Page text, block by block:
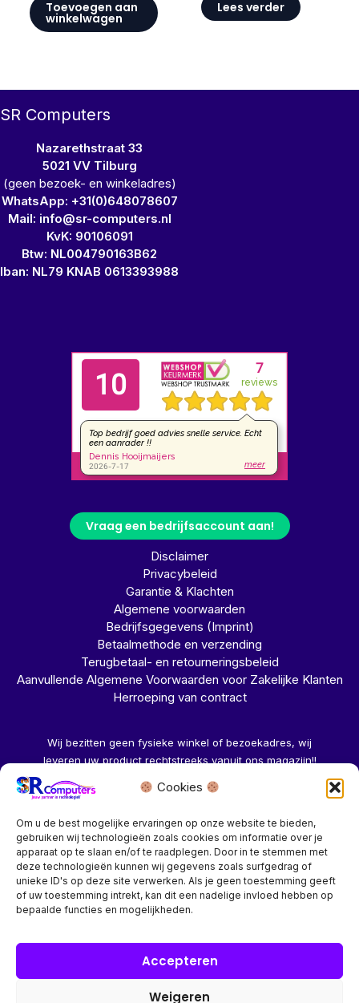
Cookies
Om u de best mogelijke ervaringen op onze website te bieden,
gebruiken wij technologieën zoals cookies om informatie over je
apparaat op te slaan en/of te raadplegen. Door in te stemmen met
deze technologieën kunnen wij gegevens zoals surfgedrag of
unieke ID's op deze site verwerken. Als je geen toestemming geeft
of uw toestemming intrekt, kan dit een nadelige invloed hebben op
bepaalde functies en mogelijkheden.
Accepteren
Weigeren
Toevoegen aan
winkelwagen
Lees verder
SR Computers
Nazarethstraat 33
5021 VV Tilburg
(geen bezoek- en winkeladres)
WhatsApp: +31(0)648078607
Mail: info@sr-computers.nl
KvK: 90106091
Btw: NL004790163B62
Iban: NL79 KNAB 0613393988
Vraag een bedrijfsaccount aan!
Disclaimer
Privacybeleid
Garantie & Klachten
Algemene voorwaarden
Bedrijfsgegevens (Imprint)
Betaalmethode en verzending
Terugbetaal- en retourneringsbeleid
Aanvullende Algemene Voorwaarden voor Zakelijke Klanten
Herroeping van contract
Wij bezitten geen fysieke winkel of bezoekadres, wij
leveren uw product rechtstreeks vanuit ons magazijn!!
Herroeping aanvragen →
Bedrijf? vraag een account aan voor speciale prijzen!